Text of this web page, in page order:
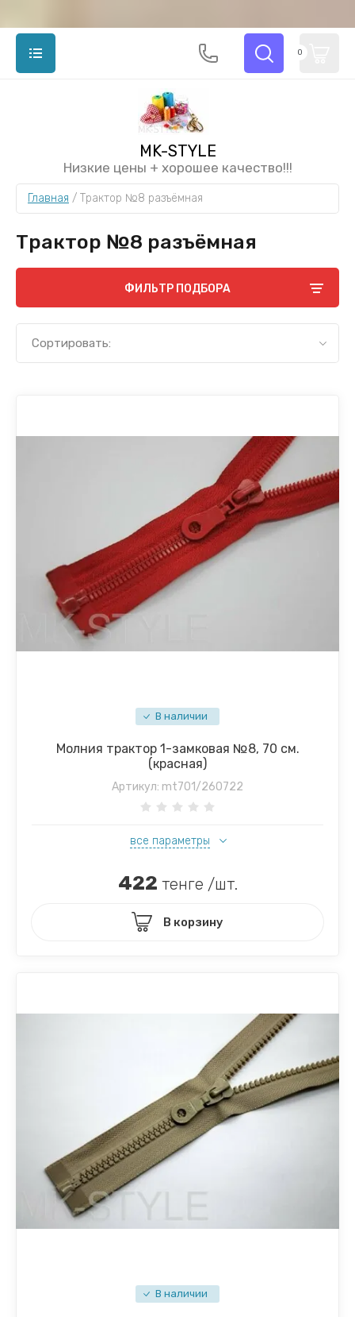
MK-STYLE
Низкие цены + хорошее качество!!!
0
Главная / Трактор №8 разъёмная
Трактор №8 разъёмная
ФИЛЬТР ПОДБОРА
Сортировать:
В наличии
Молния трактор 1-замковая №8, 70 см.
(красная)
Артикул: mt701/260722
все параметры
422 тенге /шт.
В корзину
В наличии